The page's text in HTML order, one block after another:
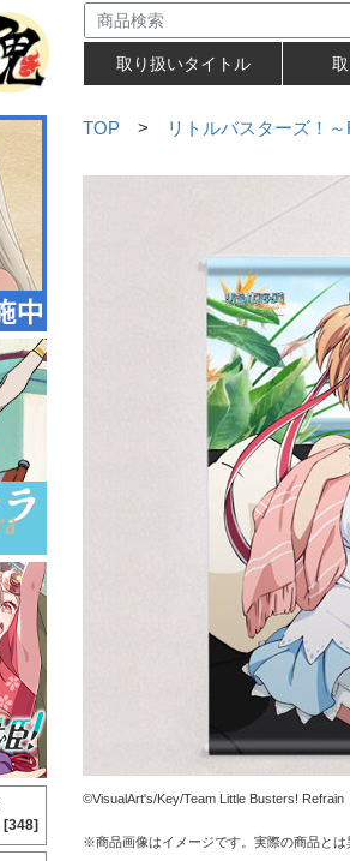
取り扱いタイトル
TOP > リトルバスターズ！
©VisualArt's/Key/Team Little Busters! Refrain
※商品画像はイメージです。実際の商品と
[348]